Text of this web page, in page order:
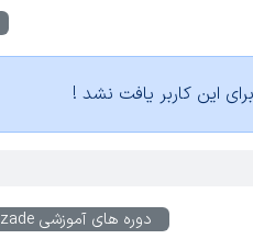
این کاربر یافت نشد !
دوره های آموزشی